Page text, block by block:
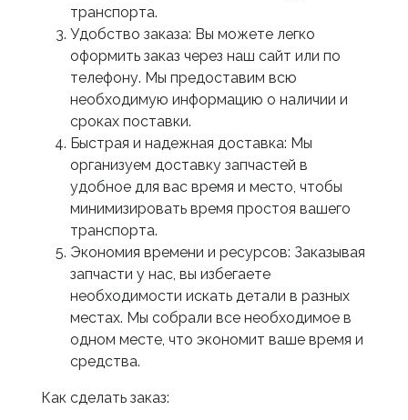
транспорта.
Удобство заказа: Вы можете легко
оформить заказ через наш сайт или по
телефону. Мы предоставим всю
необходимую информацию о наличии и
сроках поставки.
Быстрая и надежная доставка: Мы
организуем доставку запчастей в
удобное для вас время и место, чтобы
минимизировать время простоя вашего
транспорта.
Экономия времени и ресурсов: Заказывая
запчасти у нас, вы избегаете
необходимости искать детали в разных
местах. Мы собрали все необходимое в
одном месте, что экономит ваше время и
средства.
Как сделать заказ: